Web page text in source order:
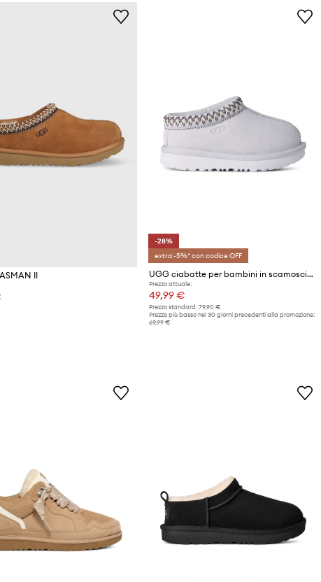
II
-28%
extra -5%* con codice OFF
UGG ciabatte per bambini in scamoscio TASMAN II
Prezzo attuale:
49,99 €
Prezzo standard: 79,90 €
Prezzo più basso nei 30 giorni precedenti alla promozione:
69,99 €